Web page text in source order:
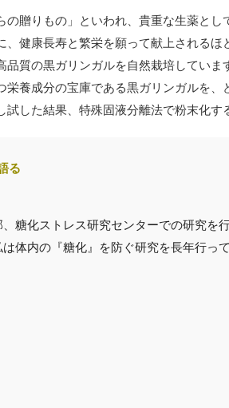
贈りもの」といわれ、貴重な生薬と
、健康長寿と繁栄を願って献上される
質の黒ガリンガルを自然栽培してい
栄養成分の宝庫である黒ガリンガルを
した結果、特殊固液分離法で粉末化す
る
、糖化ストレス研究センターでの研究
は体内の『糖化』を防ぐ研究を長年行